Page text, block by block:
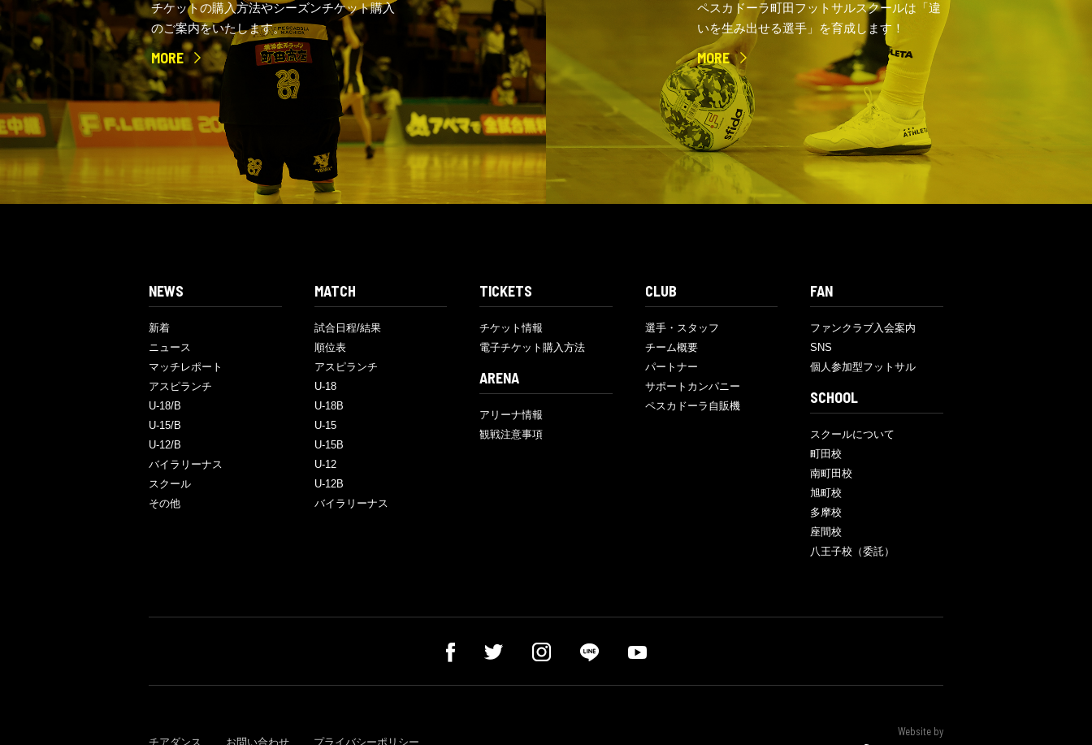
チケットの購入方法やシーズンチケット購入
のご案内をいたします。
MORE
ペスカドーラ町田フットサルスクールは「違
いを生み出せる選手」を育成します！
MORE
NEWS
新着
ニュース
マッチレポート
アスピランチ
U-18/B
U-15/B
U-12/B
バイラリーナス
スクール
その他
MATCH
試合日程/結果
順位表
アスピランチ
U-18
U-18B
U-15
U-15B
U-12
U-12B
バイラリーナス
TICKETS
チケット情報
電子チケット購入方法
ARENA
アリーナ情報
観戦注意事項
CLUB
選手・スタッフ
チーム概要
パートナー
サポートカンパニー
ペスカドーラ自販機
FAN
ファンクラブ入会案内
SNS
個人参加型フットサル
SCHOOL
スクールについて
町田校
南町田校
旭町校
多摩校
座間校
八王子校（委託）
チアダンス お問い合わせ プライバシーポリシー
Website by